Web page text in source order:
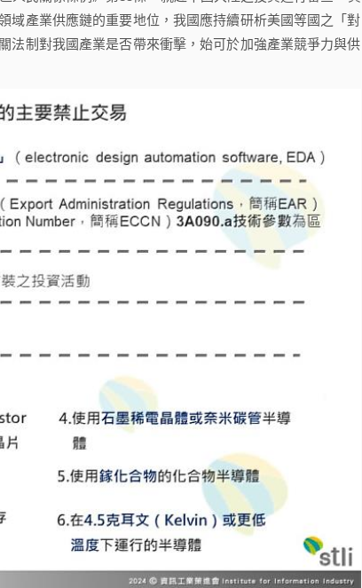
域產業供應鏈的重要地位，我國應持續研析美國等國之「對
法制對我國產業是否帶來衝擊，始可於加強產業競爭力與供